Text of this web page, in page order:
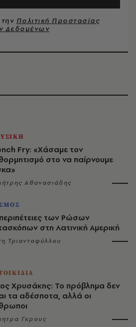
Fry: «Χάσαμε τον
στο να παίρνουμε
Αθανασιάδης
των Ρώσων
στη Λατινική Αμερική
Τριανταφύλλου
Χρυσάκης: Το πρόβλημα δεν
τα αδέσποτα, αλλά οι
Γκρους
Πολιτική Προστασίας
Δεδομένων